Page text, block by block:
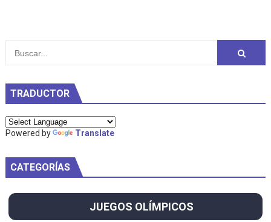
TRADUCTOR
Powered by Translate
CATEGORÍAS
JUEGOS OLÍMPICOS